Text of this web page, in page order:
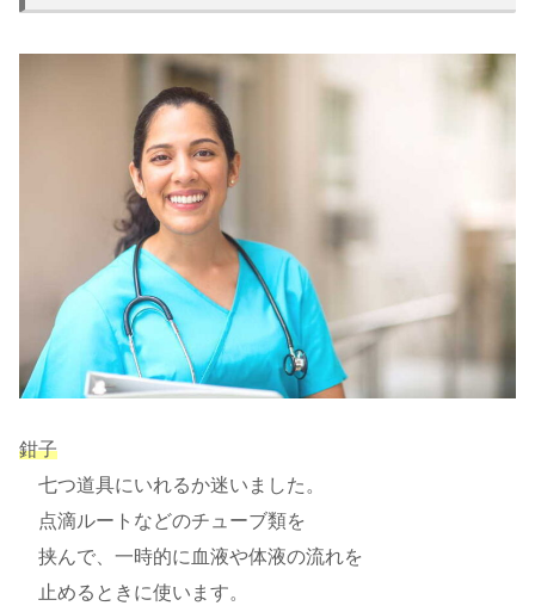
鉗子
七つ道具にいれるか迷いました。
点滴ルートなどのチューブ類を
挟んで、一時的に血液や体液の流れを
止めるときに使います。